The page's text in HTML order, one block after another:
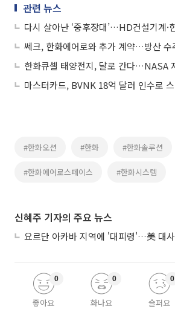
관련 뉴스
#한화오션 #한화 #한화솔루션
#한화에어로스페이스 #한화시스템
신혜주 기자의 주요 뉴스
좋아요
0
화나요
0
슬퍼요
0